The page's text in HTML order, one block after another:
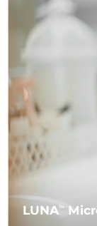
LUNATM
抗老
生发
NEW
智利
中国
哥伦比亚
克罗地亚
塞浦路斯
捷克
丹麦